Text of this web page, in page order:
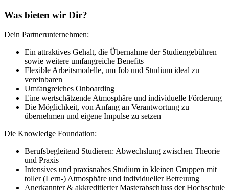
Was bieten wir Dir?
Dein Partnerunternehmen:
Ein attraktives Gehalt, die Übernahme der Studiengebühren
sowie weitere umfangreiche Benefits
Flexible Arbeitsmodelle, um Job und Studium ideal zu
vereinbaren
Umfangreiches Onboarding
Eine wertschätzende Atmosphäre und individuelle Förderung
Die Möglichkeit, von Anfang an Verantwortung zu
übernehmen und eigene Impulse zu setzen
Die Knowledge Foundation:
Berufsbegleitend Studieren: Abwechslung zwischen Theorie
und Praxis
Intensives und praxisnahes Studium in kleinen Gruppen mit
toller (Lern-) Atmosphäre und individueller Betreuung
Anerkannter & akkreditierter Masterabschluss der Hochschule